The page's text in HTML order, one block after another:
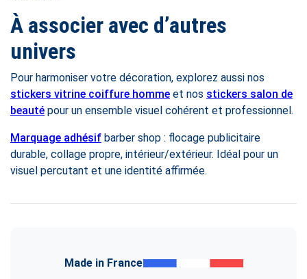
À associer avec d’autres
univers
Pour harmoniser votre décoration, explorez aussi nos
stickers vitrine coiffure homme et nos stickers salon de
beauté pour un ensemble visuel cohérent et professionnel.
Marquage adhésif barber shop : flocage publicitaire
durable, collage propre, intérieur/extérieur. Idéal pour un
visuel percutant et une identité affirmée.
Made in France